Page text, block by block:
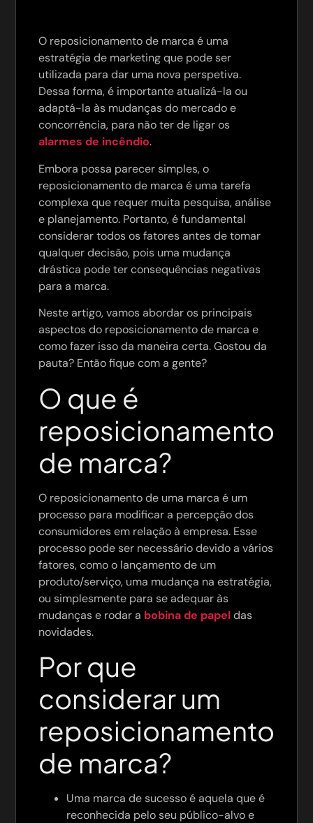
O reposicionamento de marca é uma
estratégia de marketing que pode ser
utilizada para dar uma nova perspetiva.
Dessa forma, é importante atualizá-la ou
adaptá-la às mudanças do mercado e
concorrência, para não ter de ligar os
alarmes de incêndio.
Embora possa parecer simples, o
reposicionamento de marca é uma tarefa
complexa que requer muita pesquisa, análise
e planejamento. Portanto, é fundamental
considerar todos os fatores antes de tomar
qualquer decisão, pois uma mudança
drástica pode ter consequências negativas
para a marca.
Neste artigo, vamos abordar os principais
aspectos do reposicionamento de marca e
como fazer isso da maneira certa. Gostou da
pauta? Então fique com a gente?
O que é
reposicionamento
de marca?
O reposicionamento de uma marca é um
processo para modificar a percepção dos
consumidores em relação à empresa. Esse
processo pode ser necessário devido a vários
fatores, como o lançamento de um
produto/serviço, uma mudança na estratégia,
ou simplesmente para se adequar às
mudanças e rodar a bobina de papeldas
novidades.
Por que
considerar um
reposicionamento
de marca?
Uma marca de sucesso é aquela que é
reconhecida pelo seu público-alvo e